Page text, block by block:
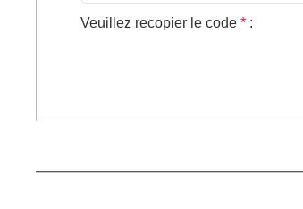
Veuillez recopier le code * :